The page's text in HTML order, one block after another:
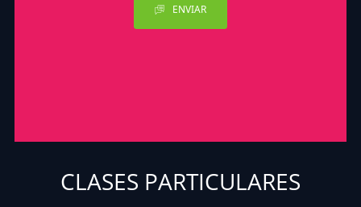
ENVIAR
CLASES PARTICULARES